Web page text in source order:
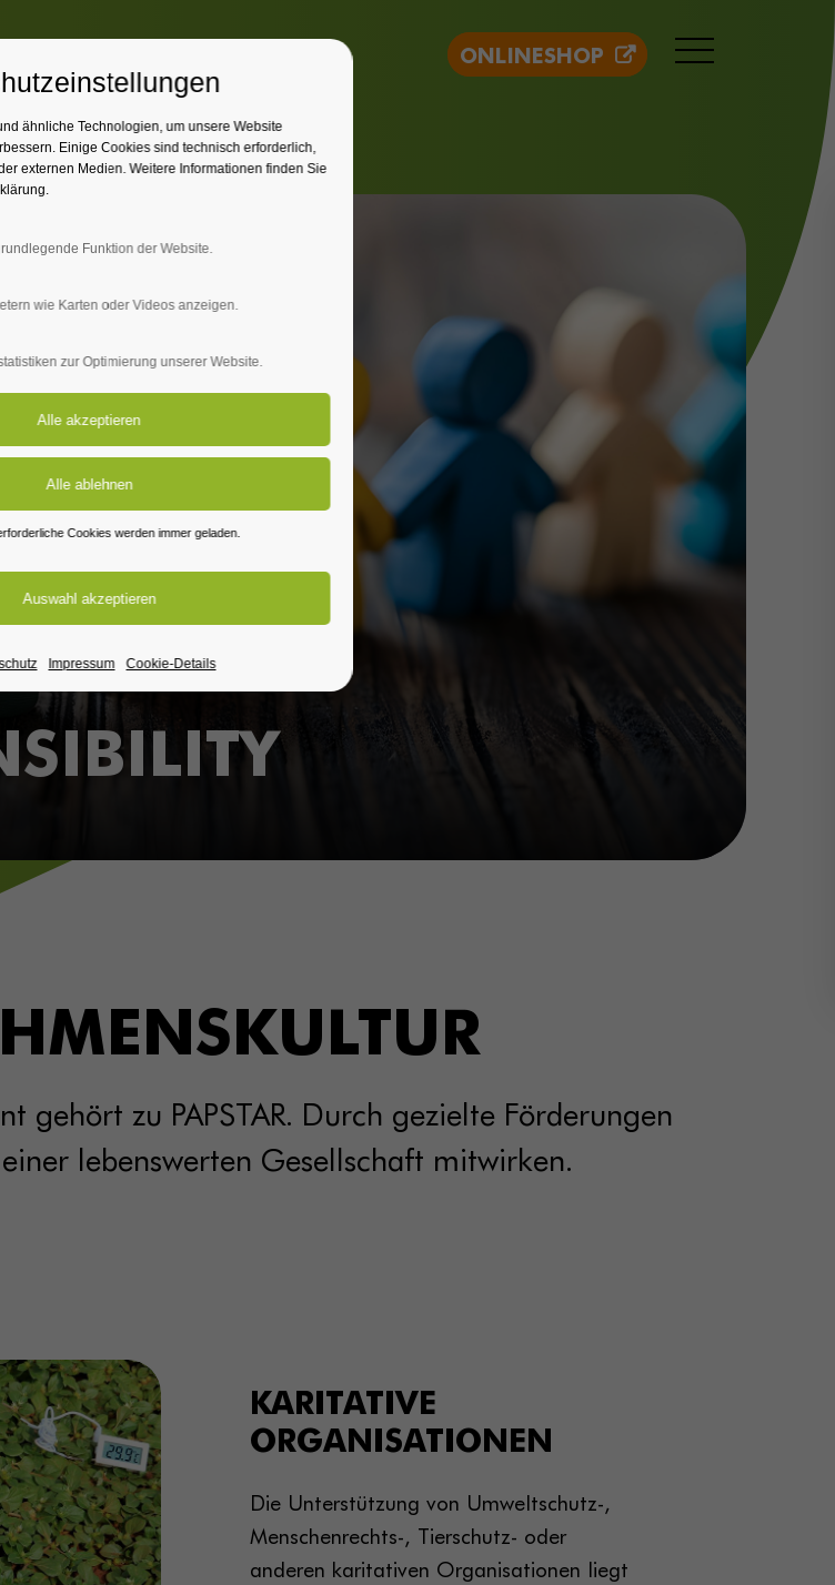
ONLINESHOP
gehört zu PAPSTAR. Durch gezielte Förderungen
lebenswerten Gesellschaft mitwirken.
KARITATIVE
ORGANISATIONEN
Die Unterstützung von Umweltschutz-,
Menschenrechts-, Tierschutz- oder
anderen karitativen Organisationen liegt
ähnliche Technologien, um unsere Website
Einige Cookies sind technisch erforderlich,
externen Medien. Weitere Informationen finden Sie
Funktion der Website.
wie Karten oder Videos anzeigen.
zur Optimierung unserer Website.
Cookies werden immer geladen.
Impressum Cookie-Details